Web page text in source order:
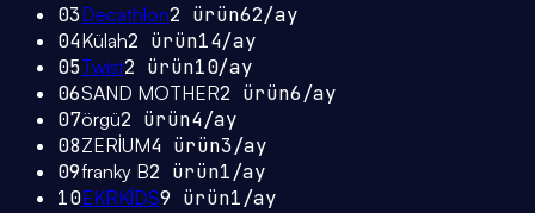
03Decathlon2 ürün62/ay
04Külah2 ürün14/ay
05Twist2 ürün10/ay
06SAND MOTHER2 ürün6/ay
07örgü2 ürün4/ay
08ZERİUM4 ürün3/ay
09franky B2 ürün1/ay
10EKRKİDS9 ürün1/ay